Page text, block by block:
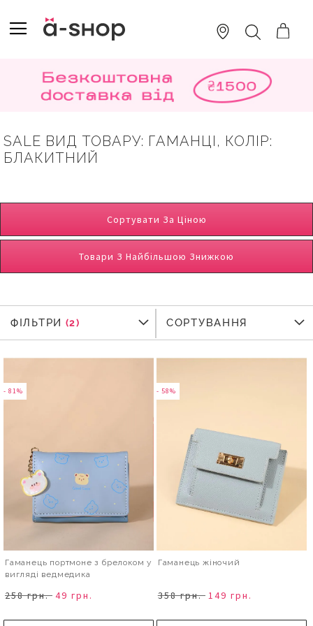
TO
CONTENT
ПОШУК
SALE ВИД ТОВАРУ: ГАМАНЦІ, КОЛІР:
БЛАКИТНИЙ
Сортувати За Ціною
Товари З Найбільшою Знижкою
- 81%
Гаманець портмоне з брелоком у
вигляді ведмедика
258 грн. 49 грн.
- 58%
Гаманець жіночий
358 грн. 149 грн.
ФІЛЬТРИ
ФІЛЬТРИ СОРТУВАННЯ